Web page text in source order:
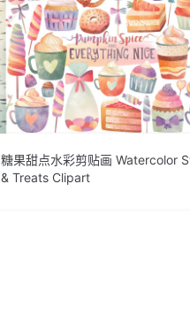
糖果甜点水彩剪贴画 Watercolor
& Treats Clipart